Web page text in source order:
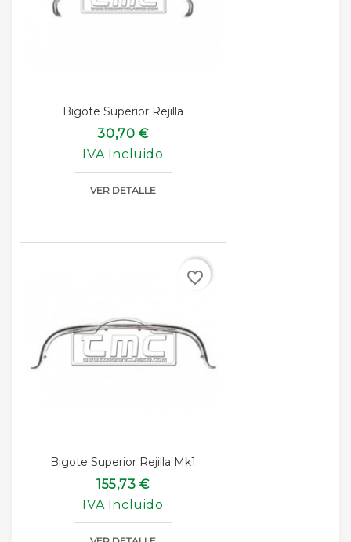
Bigote Superior Rejilla
30,70 €
IVA Incluido
VER DETALLE
Bigote Superior Rejilla Mk1
155,73 €
IVA Incluido
favorite_border